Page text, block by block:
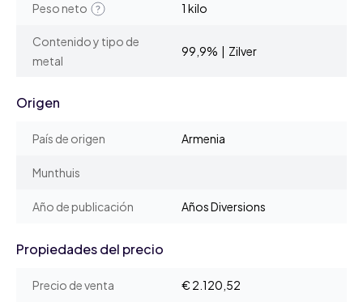
Peso neto 1 kilo
Contenido y tipo de
metal
99,9% | Zilver
Origen
País de origen Armenia
Munthuis
Año de publicación Años Diversions
Propiedades del precio
Precio de venta € 2.120,52